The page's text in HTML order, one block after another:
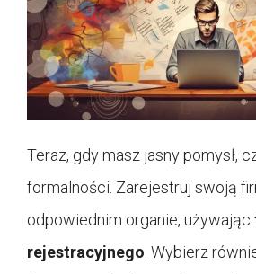
Teraz, gdy masz jasny pomysł,
formalności. Zarejestruj swoją
odpowiednim organie, używając
rejestracyjnego. Wybierz